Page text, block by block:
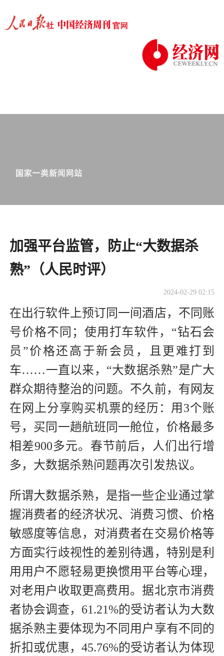
加强平台监管，防止“大数据杀
熟”（人民时评）
2024-02-29 02:15
在出行软件上预订同一间酒店，不同账
号价格不同；使用打车软件，“钻石会
员”价格还高于新会员，且更难打到
车……一直以来，“大数据杀熟”是广大
群众期待整治的问题。不久前，有网友
在网上分享购买机票的经历：用3个账
号，买同一趟航班同一舱位，价格最多
相差900多元。春节前后，人们出行增
多，大数据杀熟问题再次引发热议。
所谓大数据杀熟，是指一些企业通过掌
握消费者的经济状况、消费习惯、价格
敏感度等信息，对消费者在交易价格等
方面实行歧视性的差别待遇，特别是利
用用户不愿轻易更换惯用平台等心理，
对老用户收取更高费用。据北京市消费
者协会调查，61.21%的受访者认为大数
据杀熟主要体现为不同用户享有不同的
折扣或优惠，45.76%的受访者认为体现